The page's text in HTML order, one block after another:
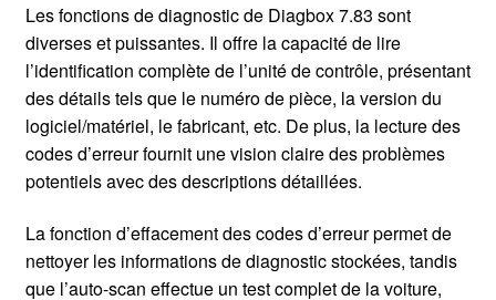
Les fonctions de diagnostic de Diagbox 7.83 sont
diverses et puissantes. Il offre la capacité de lire
l’identification complète de l’unité de contrôle, présentant
des détails tels que le numéro de pièce, la version du
logiciel/matériel, le fabricant, etc. De plus, la lecture des
codes d’erreur fournit une vision claire des problèmes
potentiels avec des descriptions détaillées.
La fonction d’effacement des codes d’erreur permet de
nettoyer les informations de diagnostic stockées, tandis
que l’auto-scan effectue un test complet de la voiture,